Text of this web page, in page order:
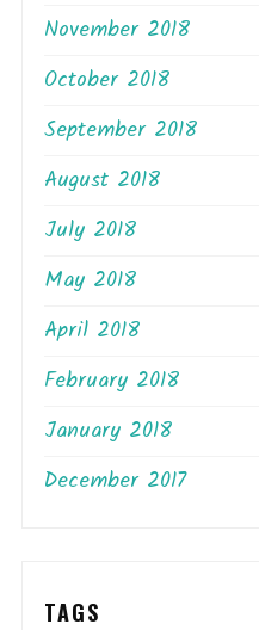
November 2018
October 2018
September 2018
August 2018
July 2018
May 2018
April 2018
February 2018
January 2018
December 2017
TAGS